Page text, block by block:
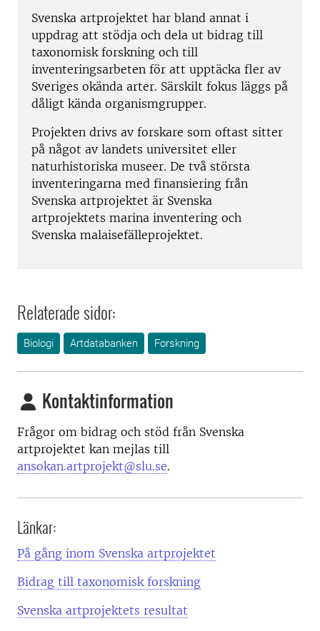
Svenska artprojektet har bland annat i
uppdrag att stödja och dela ut bidrag till
taxonomisk forskning och till
inventeringsarbeten för att upptäcka fler av
Sveriges okända arter. Särskilt fokus läggs på
dåligt kända organismgrupper.
Projekten drivs av forskare som oftast sitter
på något av landets universitet eller
naturhistoriska museer. De två största
inventeringarna med finansiering från
Svenska artprojektet är Svenska
artprojektets marina inventering och
Svenska malaisefälleprojektet.
Relaterade sidor:
Biologi Artdatabanken Forskning
Kontaktinformation
Frågor om bidrag och stöd från Svenska
artprojektet kan mejlas till
ansokan.artprojekt@slu.se.
Länkar:
På gång inom Svenska artprojektet
Bidrag till taxonomisk forskning
Svenska artprojektets resultat